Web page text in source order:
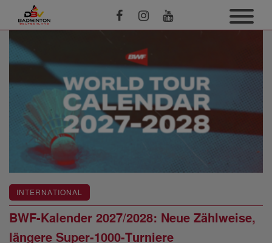
INTERNATIONAL
BWF-Kalender 2027/2028: Neue Zählweise,
längere Super-1000-Turniere